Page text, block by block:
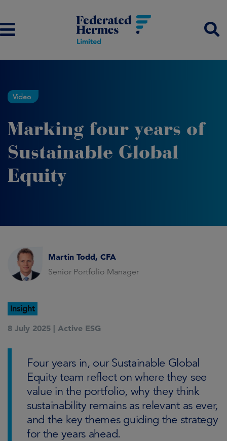
Video
Marking four years of
Sustainable Global
Equity
Martin Todd, CFA
Senior Portfolio Manager
Insight
8 July 2025 | Active ESG
Four years in, our Sustainable Global
Equity team reflect on where they see
value in the portfolio, why they think
sustainability remains as relevant as ever,
and the key themes guiding the strategy
for the years ahead.